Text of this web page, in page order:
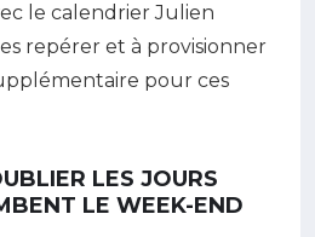
le calendrier Julien
repérer et à provisionner
pour ces
LES JOURS
LE WEEK-END